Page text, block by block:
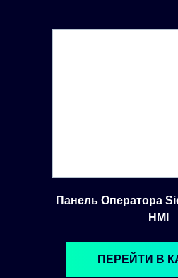
Панель Оператора
HMI
ПЕРЕЙТИ В